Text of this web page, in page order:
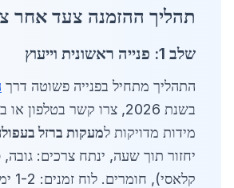
תהליך ההזמנה צעד אחר
שלב 1: פנייה ראשונית וייעוץ
התהליך מתחיל בפנייה פשוטה דרך
בשנת 2026, צרו קשר בטלפון
מידות מדויקות למעקות ברזל
יחזור תוך שעה, ינתח צרכים: גובה,